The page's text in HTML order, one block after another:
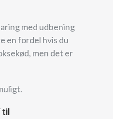
med udbening
en fordel hvis du
men det er
til